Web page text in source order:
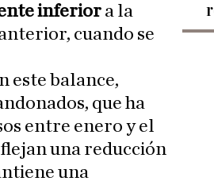
inferior a la
cuando se
este balance,
que ha
entre enero y el
una reducción
una